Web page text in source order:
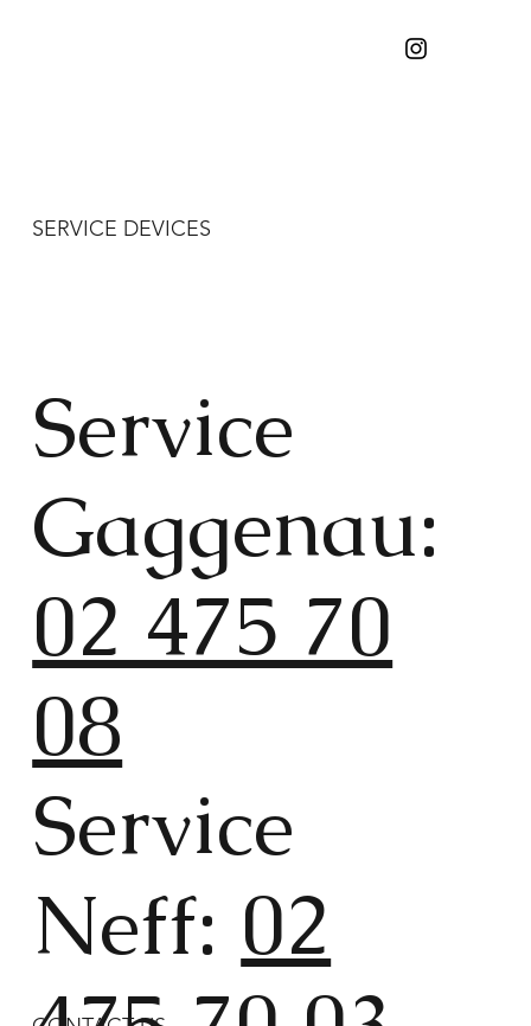
SERVICE DEVICES
Service
Gaggenau:
02 475 70
08
Service
Neff: 02